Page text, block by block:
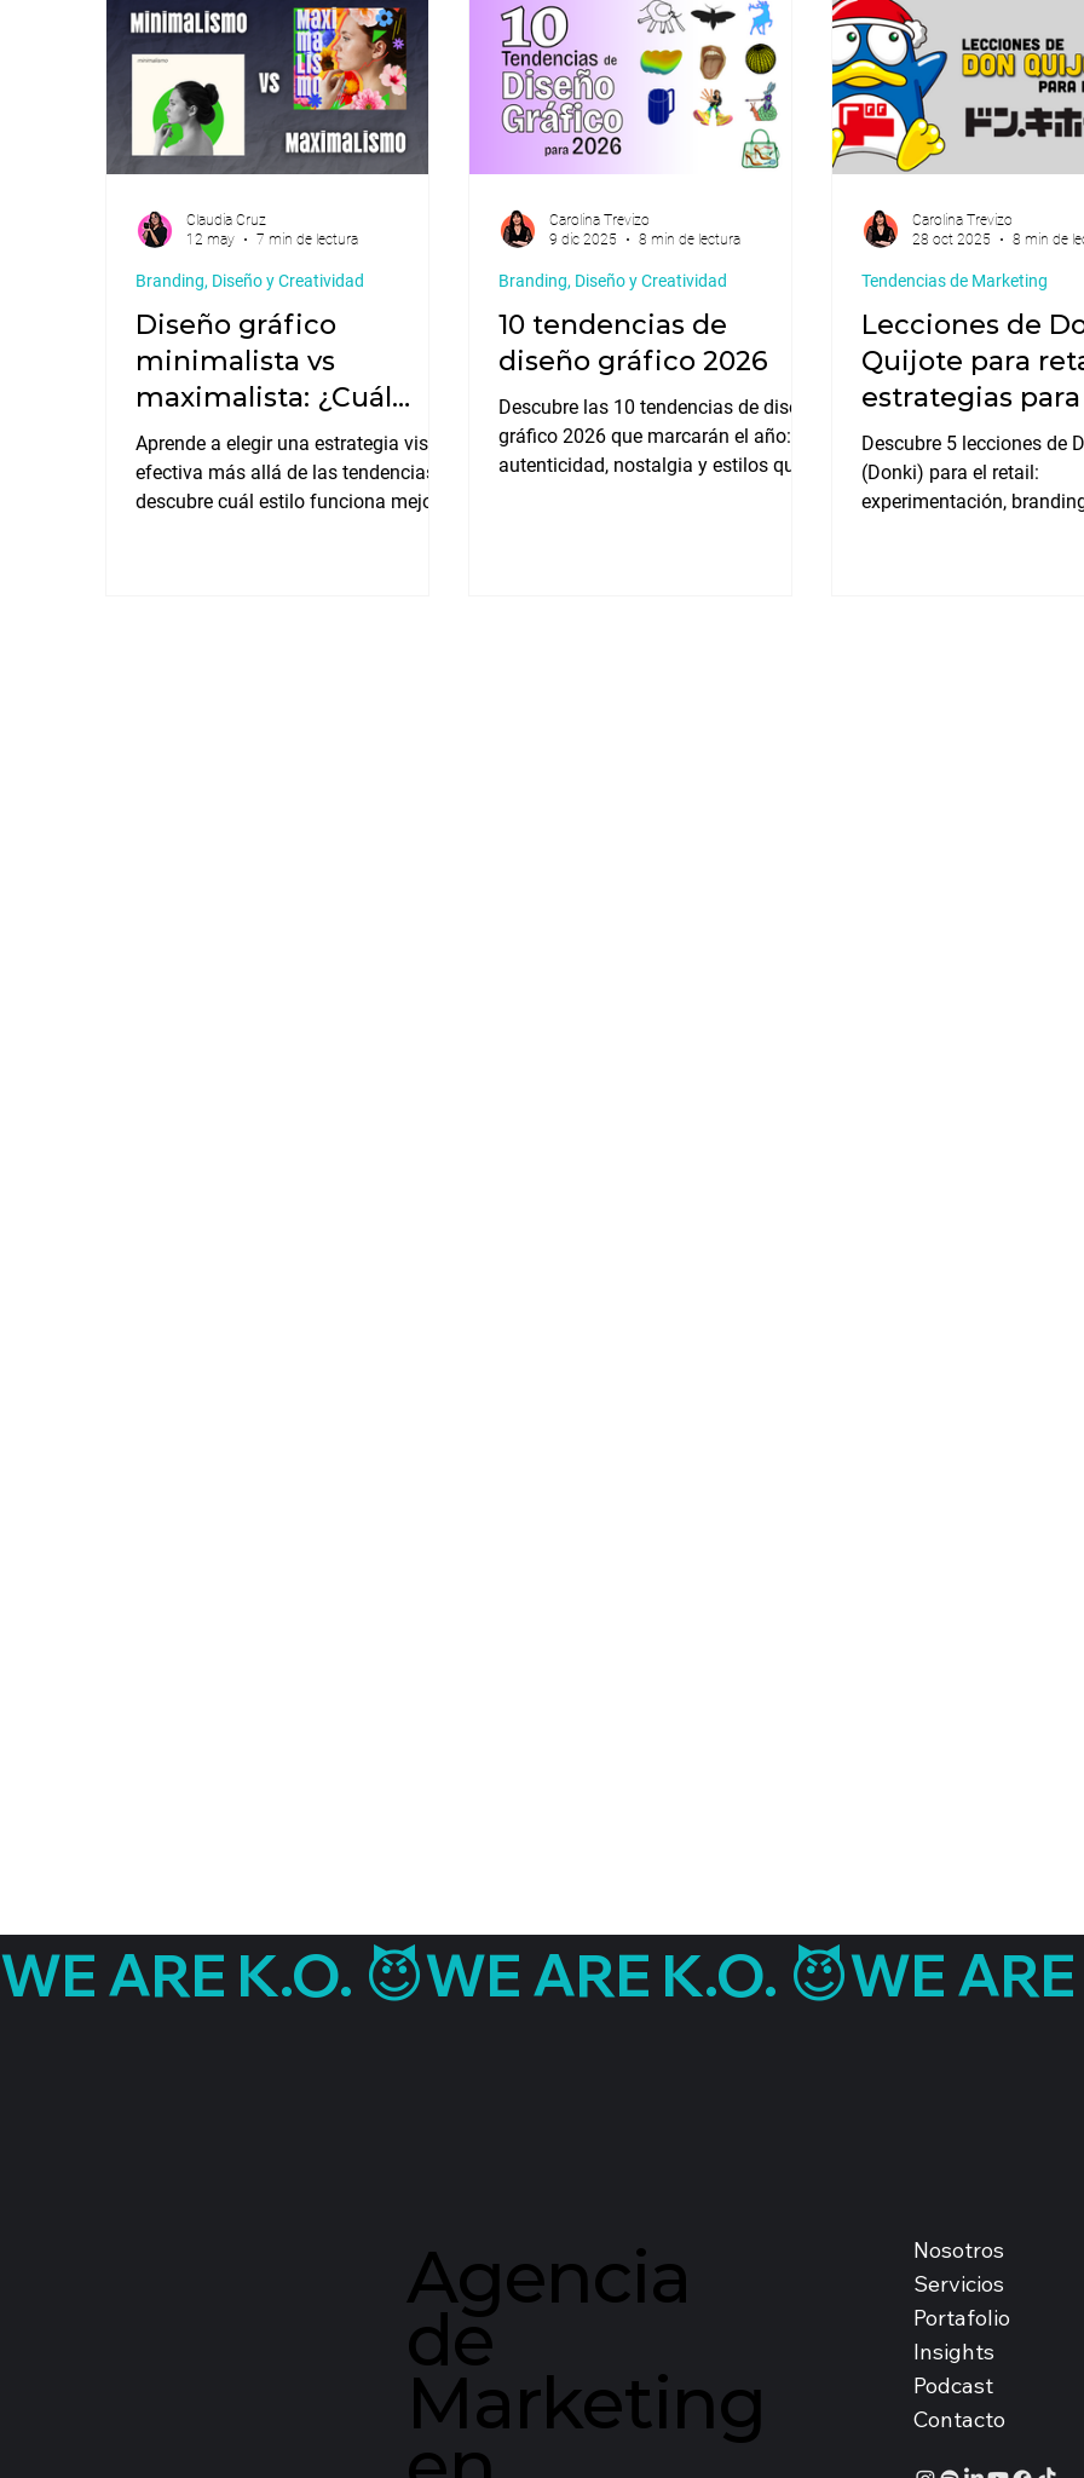
Redes Sociales y Marketing Digital Publicidad Digital y SEM E-commerce y Desarrollo Web
Diseño gráfico
minimalista vs
maximalista: ¿Cuál
funciona mejor?
Aprende a elegir una estrategia visual
efectiva más allá de las tendencias y
descubre cuál estilo funciona mejor
Branding, Diseño y Creatividad
Claudia Cruz
12 may
7 min de lectura
10 tendencias de
diseño gráfico 2026
Descubre las 10 tendencias de diseño
gráfico 2026 que marcarán el año:
autenticidad, nostalgia y estilos que
Branding, Diseño y Creatividad
Carolina Trevizo
9 dic 2025
8 min de lectura
Lecciones de
Quijote para
estrategias para
al cliente en el
Descubre 5 lecciones de
(Donki) para el retail:
experimentación,
Tendencias de Marketing
Carolina Trevizo
28 oct 2025
8 min de
Nosotros
Servicios
Portafolio
Insights
Podcast
Contacto
Agencia
de
Marketing
WE ARE K.O. 😈